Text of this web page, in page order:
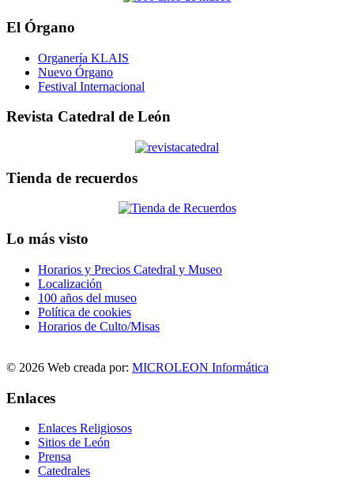
El Órgano
Organería KLAIS
Nuevo Órgano
Festival Internacional
Revista Catedral de León
Tienda de recuerdos
Lo más visto
Horarios y Precios Catedral y Museo
Localización
100 años del museo
Política de cookies
Horarios de Culto/Misas
© 2026 Web creada por: MICROLEON Informática
Enlaces
Enlaces Religiosos
Sitios de León
Prensa
Catedrales